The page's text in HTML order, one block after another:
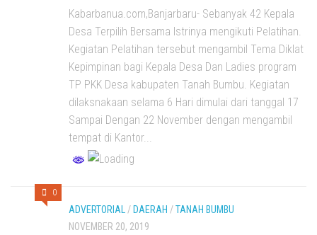
Kabarbanua.com,Banjarbaru- Sebanyak 42 Kepala
Desa Terpilih Bersama Istrinya mengikuti Pelatihan.
Kegiatan Pelatihan tersebut mengambil Tema Diklat
Kepimpinan bagi Kepala Desa Dan Ladies program
TP PKK Desa kabupaten Tanah Bumbu. Kegiatan
dilaksnakaan selama 6 Hari dimulai dari tanggal 17
Sampai Dengan 22 November dengan mengambil
tempat di Kantor...
0
ADVERTORIAL/ DAERAH /TANAH BUMBU
NOVEMBER 20, 2019